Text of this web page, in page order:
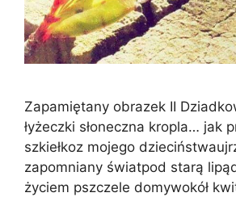
Zapamiętany obrazek II
łyżeczki słoneczna kropla… jak
szkiełkoz mojego
zapomniany światpod starą
życiem pszczele domywokół